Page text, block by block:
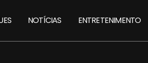
NOTÍCIAS ENTRETENIMENTO